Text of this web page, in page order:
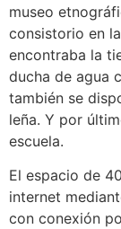
museo
consistorio en
encontraba la
ducha de agua
también se
leña. Y por
escuela.
El espacio de
internet
con conexión